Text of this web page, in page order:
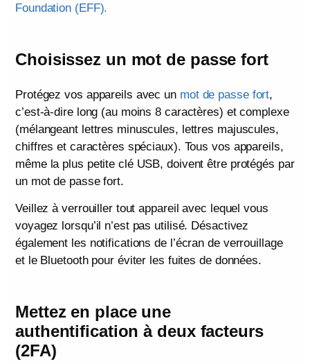
Foundation (EFF).
Choisissez un mot de passe fort
Protégez vos appareils avec un mot de passe fort,
c’est-à-dire long (au moins 8 caractères) et complexe
(mélangeant lettres minuscules, lettres majuscules,
chiffres et caractères spéciaux). Tous vos appareils,
même la plus petite clé USB, doivent être protégés par
un mot de passe fort.
Veillez à verrouiller tout appareil avec lequel vous
voyagez lorsqu’il n’est pas utilisé. Désactivez
également les notifications de l’écran de verrouillage
et le Bluetooth pour éviter les fuites de données.
Mettez en place une
authentification à deux facteurs
(2FA)